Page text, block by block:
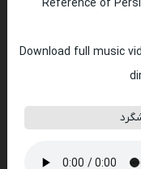
Reference of
Download full music